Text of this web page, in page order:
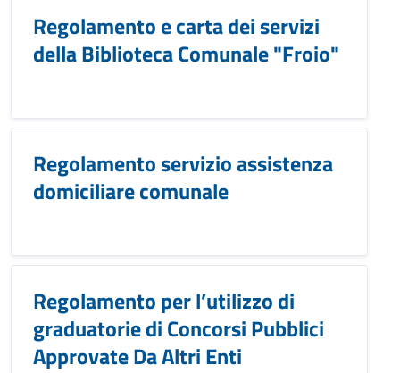
Regolamento e carta dei servizi
della Biblioteca Comunale "Froio"
Regolamento servizio assistenza
domiciliare comunale
Regolamento per l’utilizzo di
graduatorie di Concorsi Pubblici
Approvate Da Altri Enti